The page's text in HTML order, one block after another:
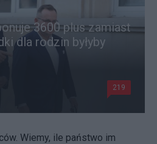
3600 plus zamiast
dla rodzin byłyby
219
Wiemy, ile państwo im